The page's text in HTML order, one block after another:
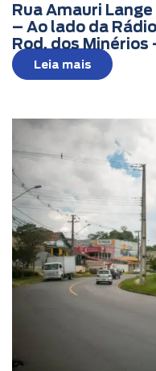
Rua Amauri
– Ao lado da
Rod. dos
Leia mais